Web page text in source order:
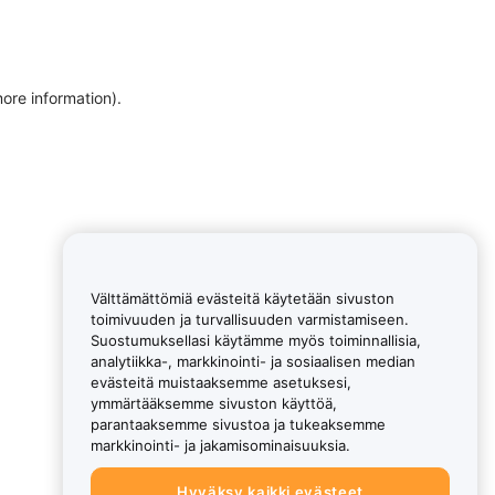
information).
Välttämättömiä evästeitä käytetään sivuston
toimivuuden ja turvallisuuden varmistamiseen.
Suostumuksellasi käytämme myös toiminnallisia,
analytiikka-, markkinointi- ja sosiaalisen median
evästeitä muistaaksemme asetuksesi,
ymmärtääksemme sivuston käyttöä,
parantaaksemme sivustoa ja tukeaksemme
markkinointi- ja jakamisominaisuuksia.